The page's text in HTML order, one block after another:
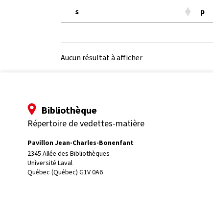
s p
Aucun résultat à afficher
Bibliothèque
Répertoire de vedettes-matière
Pavillon Jean-Charles-Bonenfant
2345 Allée des Bibliothèques
Université Laval
Québec (Québec) G1V 0A6